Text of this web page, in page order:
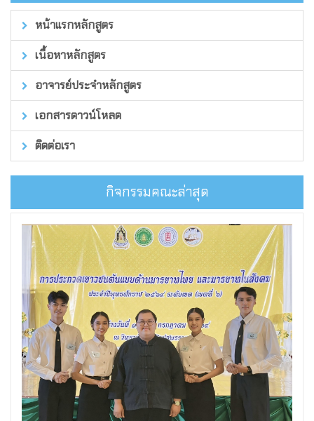
หน้าแรกหลักสูตร
เนื้อหาหลักสูตร
อาจารย์ประจำหลักสูตร
เอกสารดาวน์โหลด
ติดต่อเรา
กิจกรรมคณะล่าสุด